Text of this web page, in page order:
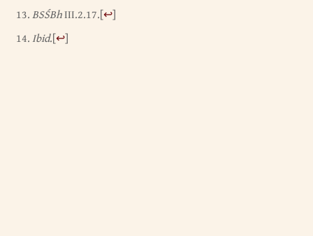
BSŚBhIII.2.17.[↩]
Ibid.[↩]